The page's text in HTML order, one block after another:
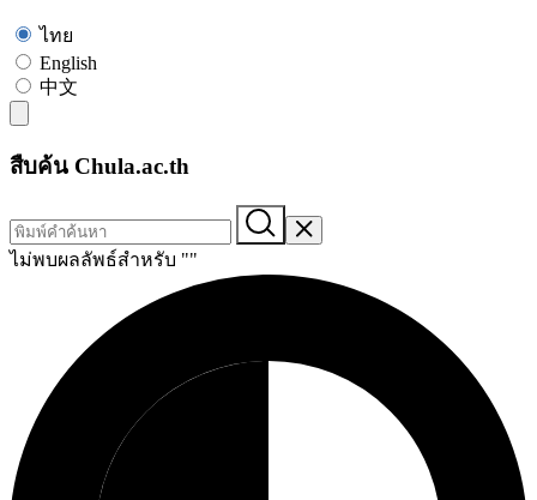
ไทย
English
中文
สืบค้น Chula.ac.th
ไม่พบผลลัพธ์สำหรับ ""